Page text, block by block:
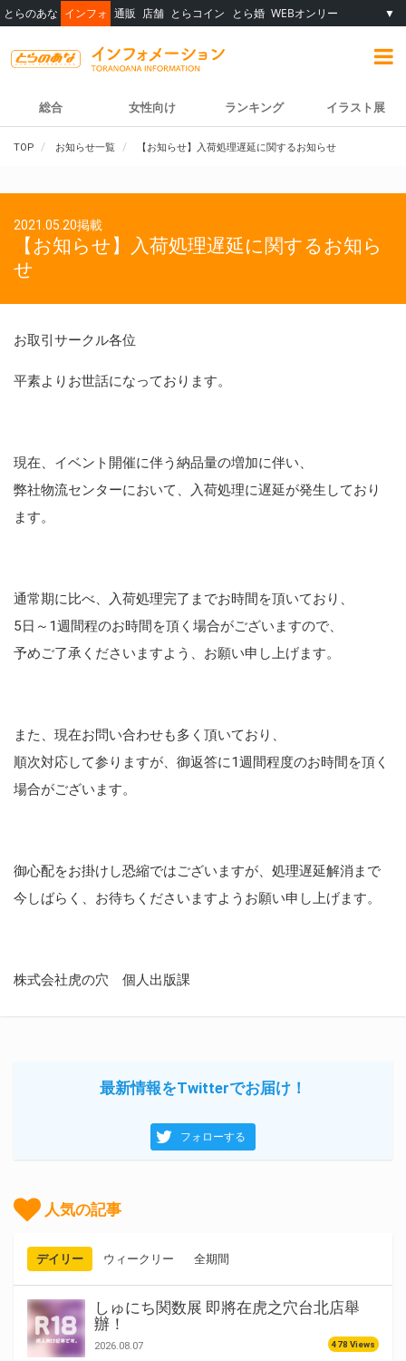
とらのあな インフォ 通販 店舗 とらコイン とら婚 WEBオンリー ▼
総合 女性向け ランキング イラスト展
TOP お知らせ一覧 【お知らせ】入荷処理遅延に関するお知らせ
2021.05.20掲載
【お知らせ】入荷処理遅延に関するお知ら
せ
お取引サークル各位
平素よりお世話になっております。
現在、イベント開催に伴う納品量の増加に伴い、
弊社物流センターにおいて、入荷処理に遅延が発生しており
ます。
通常期に比べ、入荷処理完了までお時間を頂いており、
5日～1週間程のお時間を頂く場合がございますので、
予めご了承くださいますよう、お願い申し上げます。
また、現在お問い合わせも多く頂いており、
順次対応して参りますが、御返答に1週間程度のお時間を頂く
場合がございます。
御心配をお掛けし恐縮ではございますが、処理遅延解消まで
今しばらく、お待ちくださいますようお願い申し上げます。
株式会社虎の穴 個人出版課
最新情報をTwitterでお届け！
フォローする
人気の記事
デイリー ウィークリー 全期間
しゅにち関数展 即將在虎之穴台北店舉
辦！
2026.08.07 478 Views